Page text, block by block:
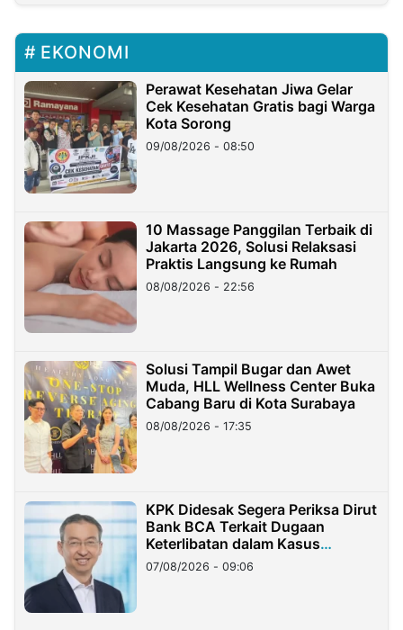
EKONOMI
Perawat Kesehatan Jiwa Gelar
Cek Kesehatan Gratis bagi Warga
Kota Sorong
09/08/2026 - 08:50
10 Massage Panggilan Terbaik di
Jakarta 2026, Solusi Relaksasi
Praktis Langsung ke Rumah
08/08/2026 - 22:56
Solusi Tampil Bugar dan Awet
Muda, HLL Wellness Center Buka
Cabang Baru di Kota Surabaya
08/08/2026 - 17:35
KPK Didesak Segera Periksa Dirut
Bank BCA Terkait Dugaan
Keterlibatan dalam Kasus
Hilangnya Dana Nasabah Rp2,58
Miliar
07/08/2026 - 09:06